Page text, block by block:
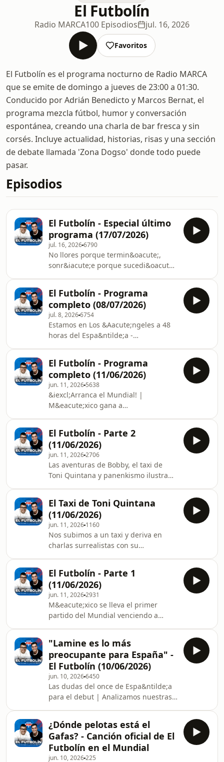
El Futbolín
Radio MARCA100 Episodios jul. 16, 2026
Favoritos
El Futbolín es el programa nocturno de Radio MARCA
que se emite de domingo a jueves de 23:00 a 01:30.
Conducido por Adrián Benedicto y Marcos Bernat, el
programa mezcla fútbol, humor y conversación
espontánea, creando una charla de bar fresca y sin
corsés. Incluye actualidad, historias, risas y una sección
de debate llamada 'Zona Dogso' donde todo puede
pasar.
Episodios
El Futbolín - Especial último
programa (17/07/2026)
jul. 16, 20266790
No llores porque termin&oacute;,
sonr&iacute;e porque sucedi&oacute;.
para daros las gracias a los
m&aacute;s de 90.000 oyentes que
nos hab&eacute;is
acompa&ntilde;ado. Hasta siempre,
maulas.See omnystudio.com/listener
for privacy information.
El Futbolín - Programa
completo (08/07/2026)
jul. 8, 20266754
Estamos en Los &Aacute;ngeles a 48
horas del Espa&ntilde;a -
c&aacute;balas m&aacute;s locas para
seguir avanzando en el Mundial | Un
Bigotada o verdad absolutamente
hist&oacute;rico.See
omnystudio.com/listener for privacy
information.
El Futbolín - Programa
completo (11/06/2026)
jun. 11, 2026 5638
&iexcl;Arranca el Mundial! |
M&eacute;xico gana a
leyenda de Cabo Verde y de LaLiga |
Espa&ntilde;a respira con Lamine y
Nico | El taxi de Toni Quintana |
Panenkismo con el Corea del Sur -
Rep&uacute;blica Checa.See
omnystudio.com/listener for privacy
information.
El Futbolín - Parte 2
(11/06/2026)
jun. 11, 20262706
Las aventuras de Bobby, el taxi de
Toni Quintana y panenkismo ilustrado
omnystudio.com/listener for privacy
information.
El Taxi de Toni Quintana
(11/06/2026)
jun. 11, 2026 1160
Nos subimos a un taxi y deriva en
charlas surrealistas con su
information.
El Futbolín - Parte 1
(11/06/2026)
jun. 11, 20262931
M&eacute;xico se lleva el primer
partido del Mundial venciendo a
ex del real Madrid y Osasuna entre
otros | Positivismo con Lamine y
Nico.See omnystudio.com/listener for
privacy information.
"Lamine es lo más
preocupante para España" -
El Futbolín (10/06/2026)
jun. 10, 20266450
Las dudas del once de Espa&ntilde;a
para el debut | Analizamos nuestras
Arbeloa se acerca a la Premier | El
test del Mundial | Presentamos
nuestra canci&oacute;n para el
Mundial.See omnystudio.com/listener
¿Dónde pelotas está el
Gafas? - Canción oficial de El
Futbolín en el Mundial
jun. 10, 2026225